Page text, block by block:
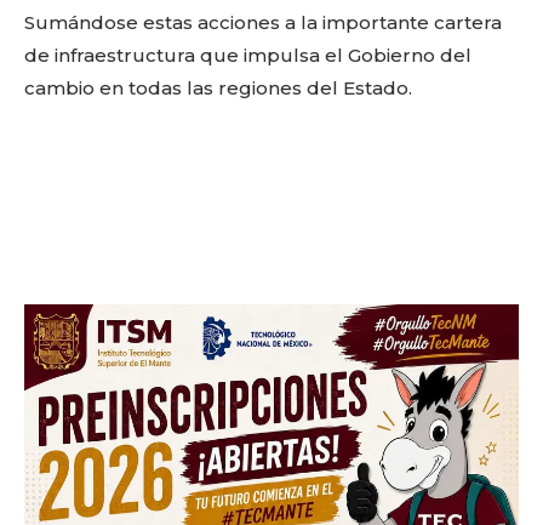
Don't miss
out!
Sumándose estas acciones a la importante cartera
de infraestructura que impulsa el Gobierno del
cambio en todas las regiones del Estado.